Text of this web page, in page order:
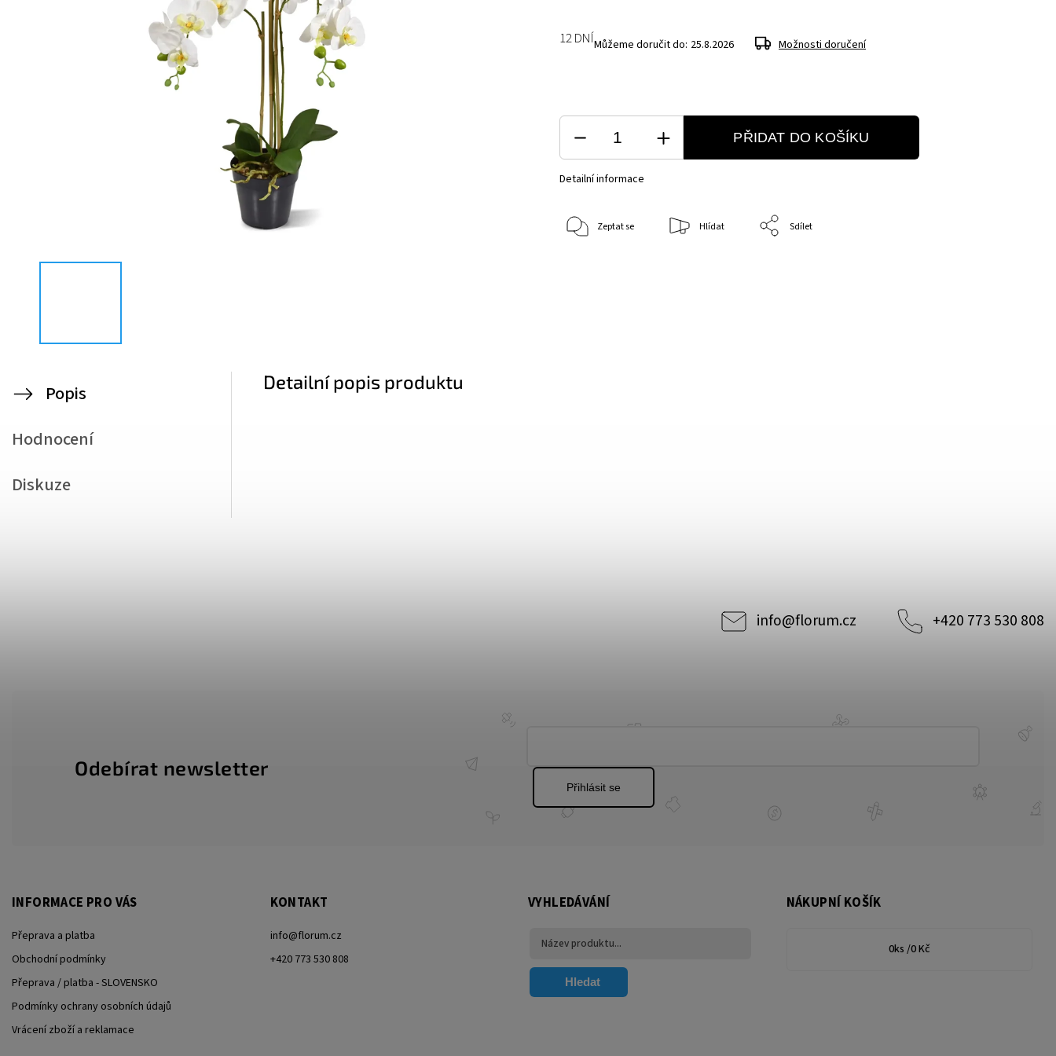
12 DNÍMůžeme doručit do: 25.8.2026 Možnosti doručení
PŘIDAT DO KOŠÍKU
Detailní informace
Zeptat se Hlídat Sdílet
Popis
Hodnocení
Diskuze
Detailní popis produktu
info@florum.cz +420 773 530 808
Odebírat newsletter
Přihlásit se
INFORMACE PRO VÁS
Přeprava a platba
Obchodní podmínky
Přeprava / platba - SLOVENSKO
Podmínky ochrany osobních údajů
Vrácení zboží a reklamace
KONTAKT
info@florum.cz
+420 773 530 808
VYHLEDÁVÁNÍ
Hledat
NÁKUPNÍ KOŠÍK
0ks /0 Kč